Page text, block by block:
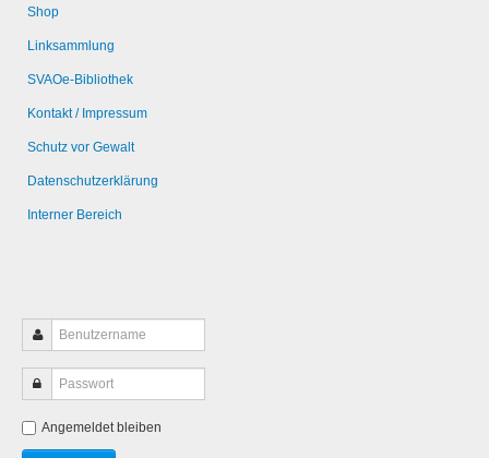
Shop
Linksammlung
SVAOe-Bibliothek
Kontakt / Impressum
Schutz vor Gewalt
Datenschutzerklärung
Interner Bereich
Angemeldet bleiben